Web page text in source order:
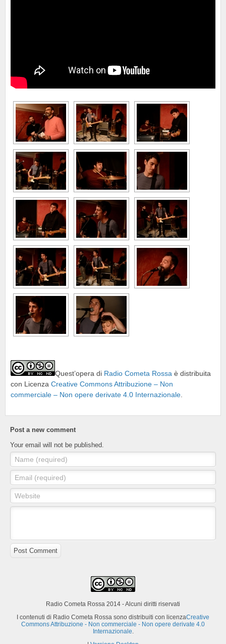
Quest’opera di Radio Cometa Rossa è distribuita
con Licenza Creative Commons Attribuzione – Non
commerciale – Non opere derivate 4.0 Internazionale.
Post a new comment
Your email will not be published.
Name (required)
Email (required)
Website
Post Comment
Radio Cometa Rossa 2014 - Alcuni diritti riservati
I contenuti di Radio Cometa Rossa sono distribuiti con licenzaCreative
Commons Attribuzione - Non commerciale - Non opere derivate 4.0
Internazionale.